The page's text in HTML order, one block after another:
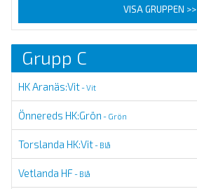
VISA GRUPPEN >>
Grupp C
HK Aranäs:Vit- Vit
Önnereds HK:Grön - Grön
Torslanda HK:Vit- Blå
Vetlanda HF- Blå